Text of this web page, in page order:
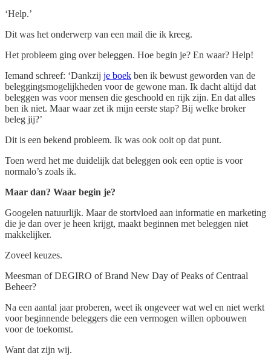
‘Help.’
Dit was het onderwerp van een mail die ik kreeg.
Het probleem ging over beleggen. Hoe begin je? En waar? Help!
Iemand schreef: ‘Dankzij je boek ben ik bewust geworden van de
beleggingsmogelijkheden voor de gewone man. Ik dacht altijd dat
beleggen was voor mensen die geschoold en rijk zijn. En dat alles
ben ik niet. Maar waar zet ik mijn eerste stap? Bij welke broker
beleg jij?’
Dit is een bekend probleem. Ik was ook ooit op dat punt.
Toen werd het me duidelijk dat beleggen ook een optie is voor
normalo’s zoals ik.
Maar dan? Waar begin je?
Googelen natuurlijk. Maar de stortvloed aan informatie en marketing
die je dan over je heen krijgt, maakt beginnen met beleggen niet
makkelijker.
Zoveel keuzes.
Meesman of DEGIRO of Brand New Day of Peaks of Centraal
Beheer?
Na een aantal jaar proberen, weet ik ongeveer wat wel en niet werkt
voor beginnende beleggers die een vermogen willen opbouwen
voor de toekomst.
Want dat zijn wij.